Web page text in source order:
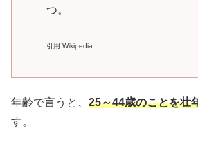
つ。
引用:Wikipedia
年齢で言うと、 25～44歳のことを壮
す。